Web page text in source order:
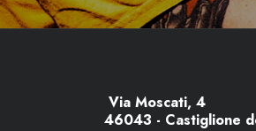
Via Moscati, 4
46043 - Castiglione